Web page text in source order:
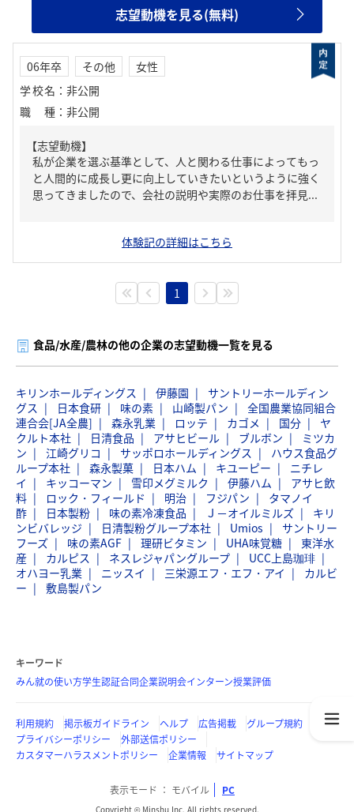
志望動機を見る(無料)
06年卒 その他
女性
学校名 ： 非公開
職種 ： 非公開
【志望動機】
私が企業を選ぶ基準として、人と関わる仕事によってもっ
と人間的に成長し更に向上していきたいというように強く
思ってきましたので、会社の説明や実際のお仕事を拝見...
体験記の詳細はこちら
1
食品/水産/農林の他の企業の志望動機一覧を見る
キリンホールディングス 伊藤園
サントリーホールディン
グス
日本食研 味の素 山崎製パン
全国農業協同組合
連合会[JA全農]
森永乳業 ロッテ カゴメ 国分
ヤ
クルト本社
日清食品 アサヒビール ブルボン
ミツカ
ン
江崎グリコ サッポロホールディングス
ハウス食品グ
ループ本社
森永製菓 日本ハム キユーピー
ニチレ
イ
キッコーマン 雪印メグミルク 伊藤ハム
アサヒ飲
料
ロック・フィールド 明治 フジパン
タマノイ
酢
日本製粉 味の素冷凍食品 Ｊ－オイルミルズ
キリ
ンビバレッジ
日清製粉グループ本社 Umios
サントリー
フーズ
味の素AGF 理研ビタミン UHA味覚糖
東洋水
産
カルピス ネスレジャパングループ
UCC上島珈琲
オハヨー乳業
ニッスイ 三栄源エフ・エフ・アイ
カルビ
ー
敷島製パン
キーワード
みん就の使い方学生認証合同企業説明会インターン授業評価
利用規約 掲示板ガイドライン ヘルプ 広告掲載
グループ規約
プライバシーポリシー
外部送信ポリシー
カスタマーハラスメントポリシー
企業情報 サイトマップ
表示モード モバイル PC
Copyright © Minshu Inc. All rights reserved.